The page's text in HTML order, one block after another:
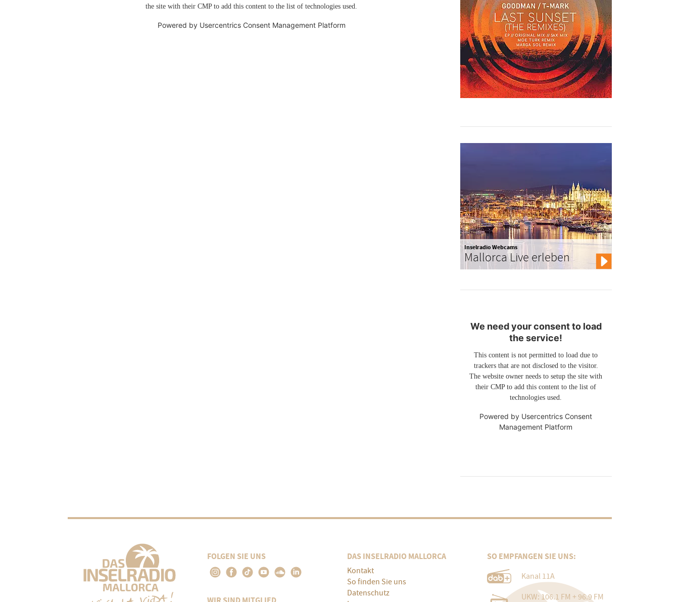
the site with their CMP to add this content to the list of technologies used.
Powered by Usercentrics Consent Management Platform
Inselradio Webcams
Mallorca Live erleben
We need your consent to load
the service!
This content is not permitted to load due to
trackers that are not disclosed to the visitor.
The website owner needs to setup the site with
their CMP to add this content to the list of
technologies used.
Powered by Usercentrics Consent
Management Platform
FOLGEN SIE UNS DAS INSELRADIO MALLORCA
Kontakt
So finden Sie uns
Datenschutz
SO EMPFANGEN SIE UNS:
Kanal 11A
UKW: 106.1 FM + 96.9 FM